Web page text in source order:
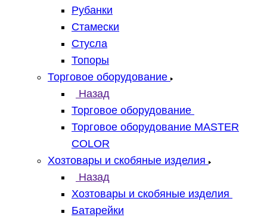
Рубанки
Стамески
Стусла
Топоры
Торговое оборудование
Назад
Торговое оборудование
Торговое оборудование MASTER
COLOR
Хозтовары и скобяные изделия
Назад
Хозтовары и скобяные изделия
Батарейки